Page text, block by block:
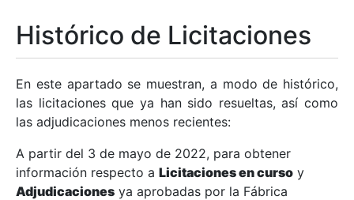
Mostrar/Ocultar
Mostrar/Ocultar
Mostrar/Ocultar
Histórico de Licitaciones
En este apartado se muestran, a modo de histórico,
las licitaciones que ya han sido resueltas, así como
las adjudicaciones menos recientes:
A partir del 3 de mayo de 2022, para obtener
información respecto a Licitaciones en curso y
Adjudicaciones ya aprobadas por la Fábrica